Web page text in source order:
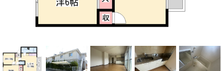
LINE公式アカウント